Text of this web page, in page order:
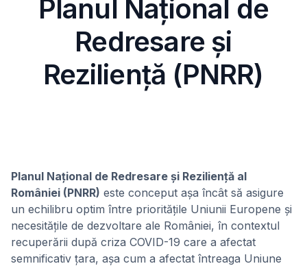
Planul Național de
Redresare și
Reziliență (PNRR)
Planul Național de Redresare și Reziliență al
României (PNRR) este conceput așa încât să asigure
un echilibru optim între prioritățile Uniunii Europene și
necesitățile de dezvoltare ale României, în contextul
recuperării după criza COVID-19 care a afectat
semnificativ țara, așa cum a afectat întreaga Uniune